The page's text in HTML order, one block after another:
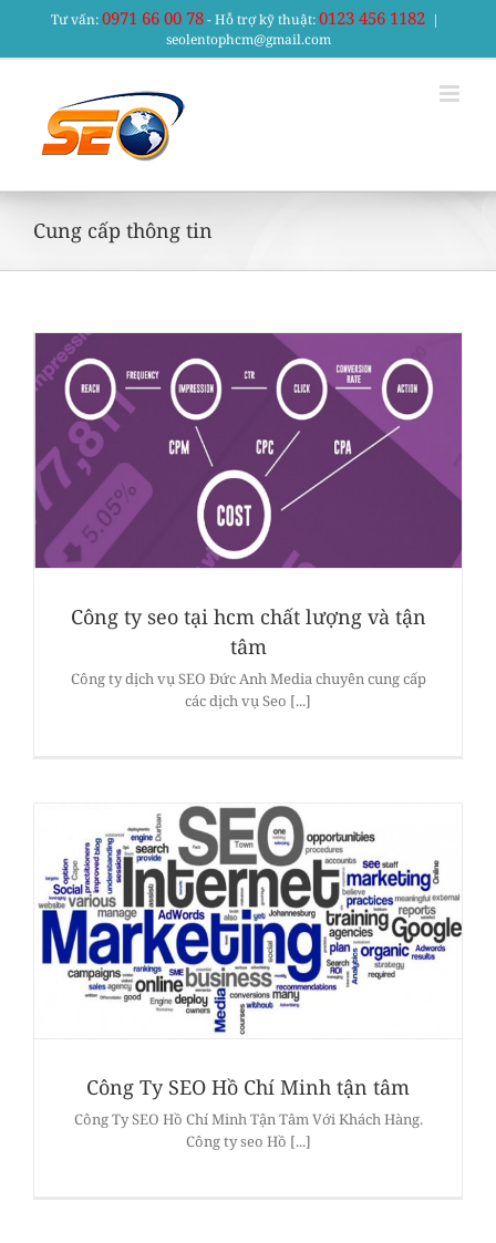
content
Tư vấn:0971 66 00 78- Hỗ trợ kỹ thuật:0123 456 1182 |
seolentophcm@gmail.com
Cung cấp thông tin
Công ty seo tại hcm chất lượng và tận
tâm
Công ty dịch vụ SEO Đức Anh Media chuyên cung cấp
các dịch vụ Seo [...]
Công Ty SEO Hồ Chí Minh tận tâm
Công Ty SEO Hồ Chí Minh Tận Tâm Với Khách Hàng.
Công ty seo Hồ [...]